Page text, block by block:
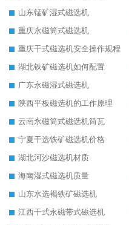
山东锰矿湿式磁选机
重庆永磁筒式磁选机
重庆干式磁选机安全操作规程
湖北铁矿磁选机如何配置
广东永磁湿式磁选机
陕西平板磁选机的工作原理
云南永磁筒式磁选机筒瓦
宁夏干选铁矿磁选机价格
湖北河沙磁选机材质
海南湿式磁选机质量
山东水选褐铁矿磁选机
江西干式永磁带式磁选机